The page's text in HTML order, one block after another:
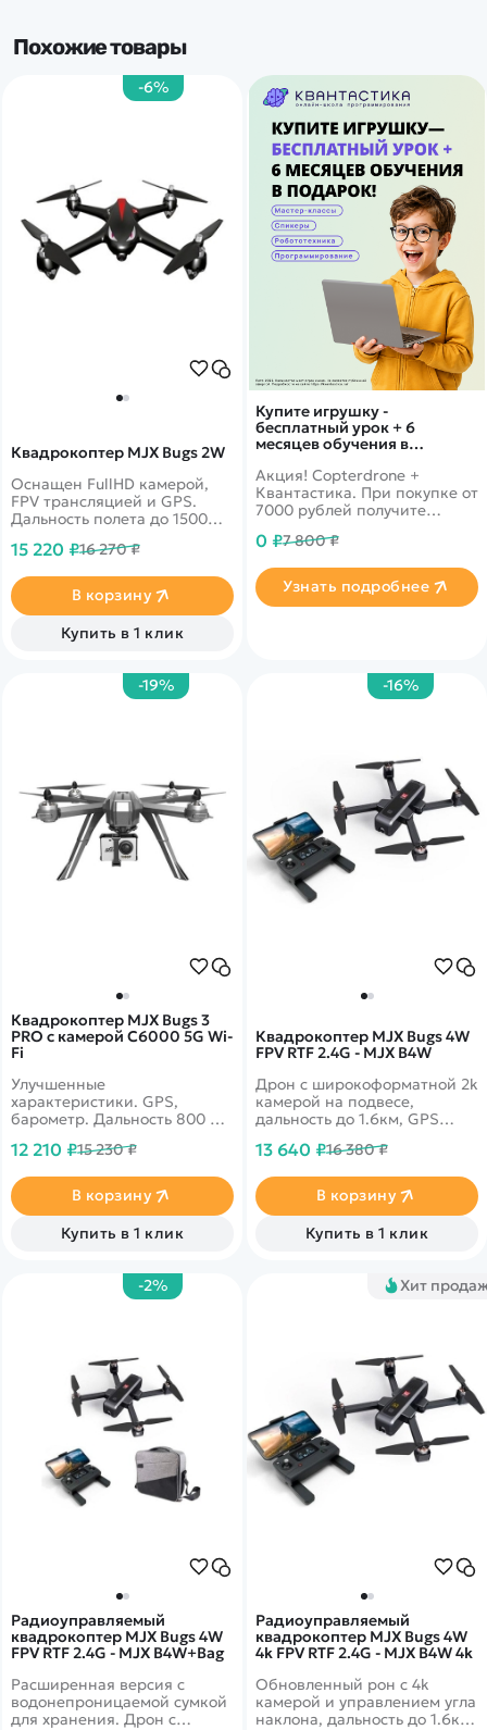
Похожие товары
Купите игрушку -
бесплатный урок + 6
месяцев обучения в
Акция! Copterdrone +
Квантастика. При покупке от
7000 рублей получите
нашего партнера
0 ₽7 800 ₽
Узнать подробнее
-6%
Квадрокоптер MJX Bugs 2W
Оснащен FullHD камерой,
FPV трансляцией и GPS.
Дальность полета до 1500
15 220 ₽16 270 ₽
В корзину
Купить в 1 клик
-19%
Квадрокоптер MJX Bugs 3
PRO с камерой C6000 5G Wi-
Fi
Улучшенные
характеристики. GPS,
барометр. Дальность 800 м.
Устанавливаемая FPV-
Интеллектуальные режимы,
2 режима скорости.
12 210 ₽15 230 ₽
В корзину
Купить в 1 клик
-16%
Квадрокоптер MJX Bugs 4W
FPV RTF 2.4G - MJX B4W
Дрон с широкоформатной 2k
камерой на подвесе,
дальность до 1.6км, GPS
удобный функциональный
13 640 ₽16 380 ₽
В корзину
Купить в 1 клик
-2%
Радиоуправляемый
квадрокоптер MJX Bugs 4W
FPV RTF 2.4G - MJX B4W+Bag
Расширенная версия с
водонепроницаемой сумкой
для хранения. Дрон с
Хит
Радиоуправляемый
квадрокоптер MJX Bugs 4W
4k FPV RTF 2.4G - MJX B4W 4k
Обновленный рон с 4k
камерой и управлением угла
наклона, дальность до 1.6км,